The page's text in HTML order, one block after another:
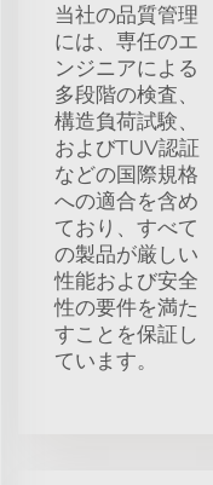
当社の品質管理
には、専任のエ
ンジニアによる
多段階の検査、
構造負荷試験、
およびTUV認証
などの国際規格
への適合を含め
ており、すべて
の製品が厳しい
性能および安全
性の要件を満た
すことを保証し
ています。